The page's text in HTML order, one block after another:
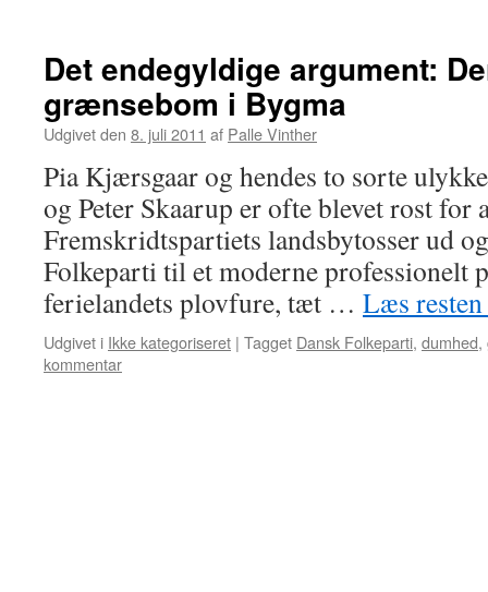
Det endegyldige argument:
grænsebom i Bygma
Udgivet den 8. juli 2011 af Palle Vinther
Pia Kjærsgaar og hendes to sorte
og Peter Skaarup er ofte blevet rost for
Fremskridtspartiets landsbytosser ud
Folkeparti til et moderne professionelt
ferielandets plovfure, tæt … Læs resten
Udgivet i Ikke kategoriseret | Tagget Dansk Folkeparti, dumhed,
kommentar